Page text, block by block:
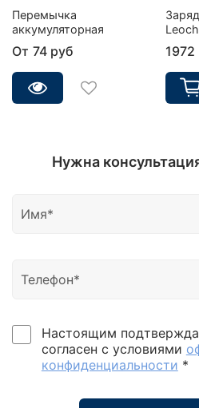
Перемычка
аккумуляторная
От 74 руб 1972
Нужна
Настоящим
согласен с условиями
конфиденциальности *